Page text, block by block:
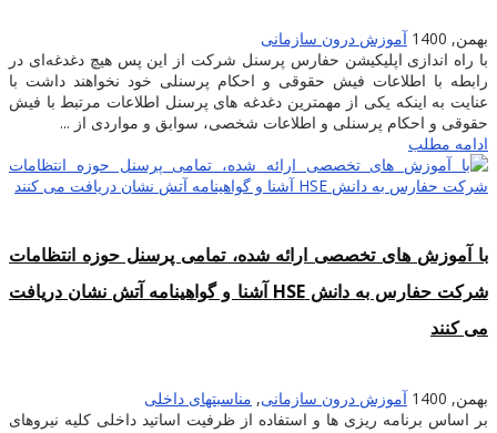
بهمن, 1400
آموزش درون سازمانی
با راه اندازی اپلیکیشن حفارس پرسنل شرکت از این پس هیچ دغدغه‌ای در
رابطه با اطلاعات فیش حقوقی و احکام پرسنلی خود نخواهند داشت با
عنایت به اینکه یکی از مهمترین دغدغه های پرسنل اطلاعات مرتبط با فیش
حقوقی و احکام پرسنلی و اطلاعات شخصی، سوابق و مواردی از ...
ادامه مطلب
با آموزش های تخصصی ارائه شده، تمامی پرسنل حوزه انتظامات
شرکت حفارس به دانش HSE آشنا و گواهینامه آتش نشان دریافت
می کنند
بهمن, 1400 آموزش درون سازمانی, مناسبتهای داخلی
بر اساس برنامه ریزی ها و استفاده از ظرفیت اساتید داخلی کلیه نیروهای